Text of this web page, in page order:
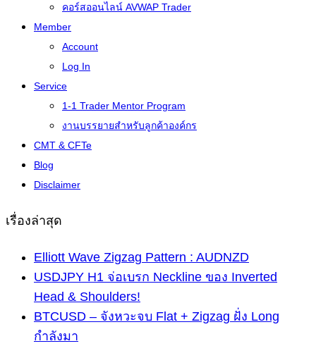
คอร์สออนไลน์ AVWAP Trader
Member
Account
Log In
Service
1-1 Trader Mentor Program
งานบรรยายสำหรับลูกค้าองค์กร
CMT & CFTe
Blog
Disclaimer
เรื่องล่าสุด
Elliott Wave Zigzag Pattern : AUDNZD
USDJPY H1 จ่อเบรก Neckline ของ Inverted
Head & Shoulders!
BTCUSD – จังหวะจบ Flat + Zigzag ฝั่ง Long
กำลังมา